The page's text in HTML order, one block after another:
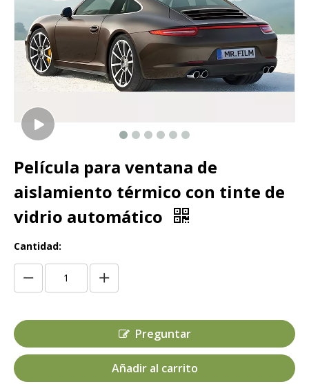
Película para ventana de
aislamiento térmico con tinte de
vidrio automático
Cantidad:
Preguntar
Añadir al carrito